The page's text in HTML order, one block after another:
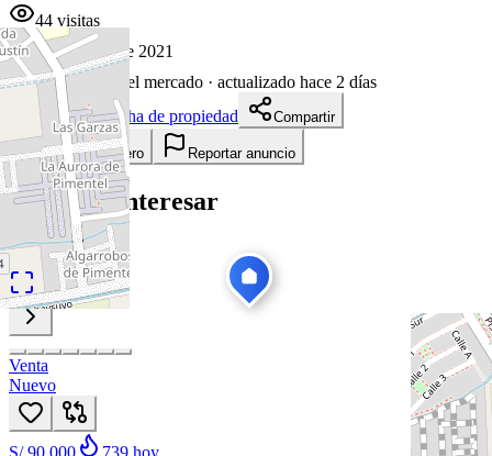
44 visitas
30 de junio de 2021
1866 días en el mercado · actualizado hace 2 días
Descargar ficha de propiedad
Compartir
Añadir a tablero Reportar anuncio
Te puede interesar
Ver todas
Venta
Nuevo
S/ 90.000 739 hoy